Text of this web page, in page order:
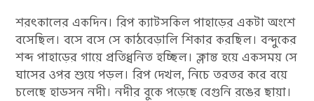
শরৎকালের একদিন। রিপ ক্যাটসকিল পাহাড়ের একটা অংশে
বসেছিল। বসে বসে সে কাঠবেড়ালি শিকার করছিল। বন্দুকের
শব্দ পাহাড়ের গায়ে প্রতিধ্বনিত হচ্ছিল। ক্লান্ত হয়ে একসময় সে
ঘাসের ওপর শুয়ে পড়ল। রিপ দেখল, নিচে তরতর করে বয়ে
চলেছে হাডসন নদী। নদীর বুকে পড়েছে বেগুনি রঙের ছায়া।